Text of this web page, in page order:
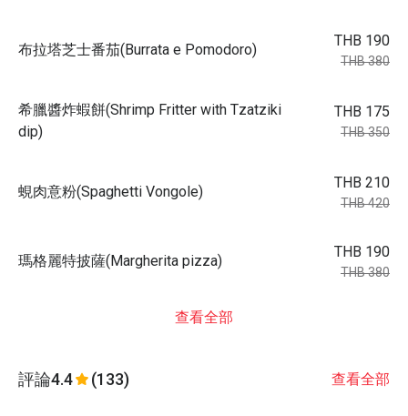
布拉塔芝士番茄(Burrata e Pomodoro)
THB 190
THB 380
希臘醬炸蝦餅(Shrimp Fritter with Tzatziki
dip)
THB 175
THB 350
蜆肉意粉(Spaghetti Vongole)
THB 210
THB 420
瑪格麗特披薩(Margherita pizza)
THB 190
THB 380
查看全部
評論4.4 (133) 查看全部